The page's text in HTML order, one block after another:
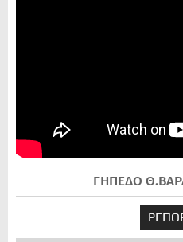
ΓΗΠΕΔΟ